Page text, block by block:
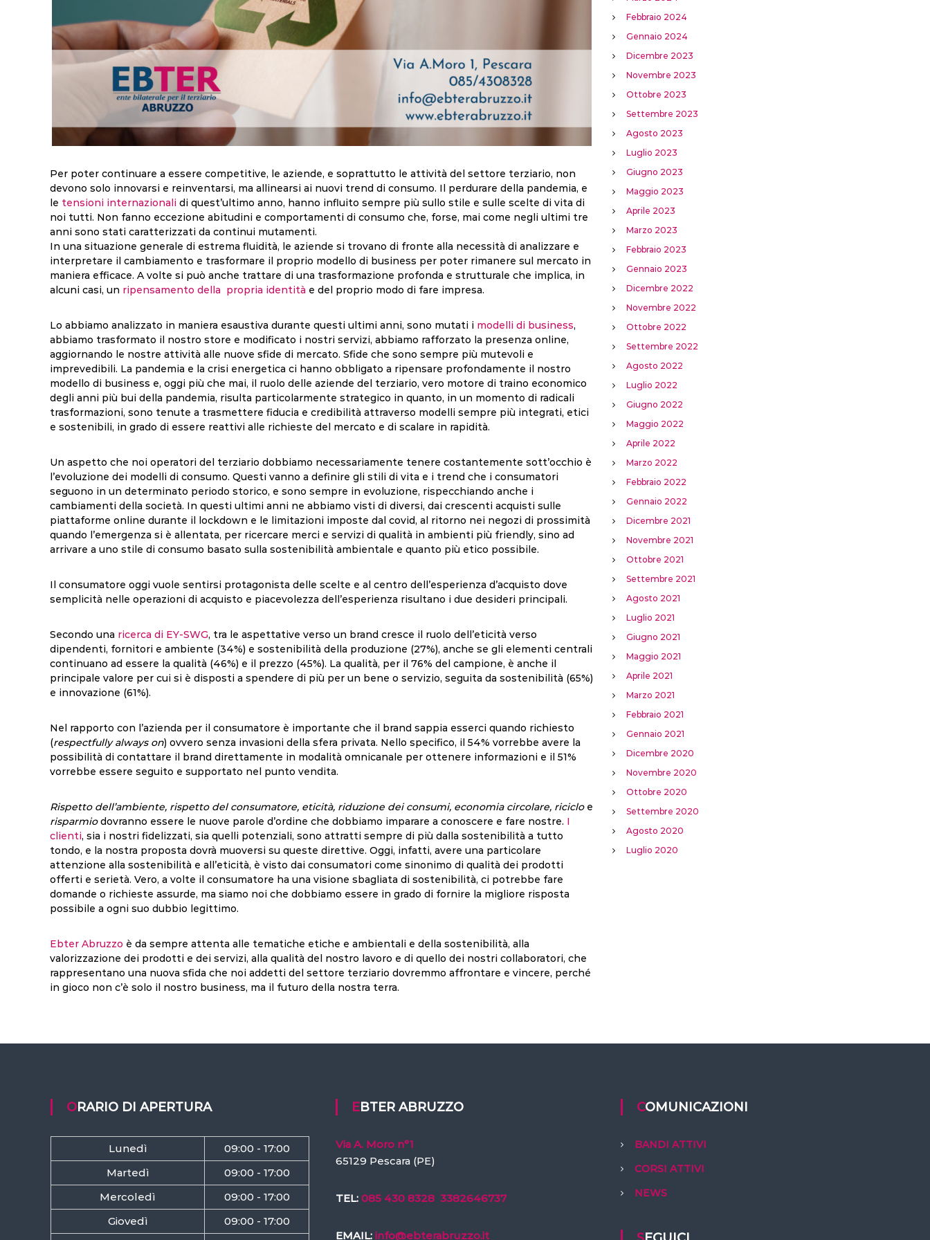
Per poter continuare a essere competitive, le aziende, e soprattutto le attività del settore terziario, non
devono solo innovarsi e reinventarsi, ma allinearsi ai nuovi trend di consumo. Il perdurare della pandemia, e
le tensioni internazionali di quest’ultimo anno, hanno influito sempre più sullo stile e sulle scelte di vita di
noi tutti. Non fanno eccezione abitudini e comportamenti di consumo che, forse, mai come negli ultimi tre
anni sono stati caratterizzati da continui mutamenti.
In una situazione generale di estrema fluidità, le aziende si trovano di fronte alla necessità di analizzare e
interpretare il cambiamento e trasformare il proprio modello di business per poter rimanere sul mercato in
maniera efficace. A volte si può anche trattare di una trasformazione profonda e strutturale che implica, in
alcuni casi, un ripensamento della propria identità e del proprio modo di fare impresa.
Lo abbiamo analizzato in maniera esaustiva durante questi ultimi anni, sono mutati i modelli di business,
abbiamo trasformato il nostro store e modificato i nostri servizi, abbiamo rafforzato la presenza online,
aggiornando le nostre attività alle nuove sfide di mercato. Sfide che sono sempre più mutevoli e
imprevedibili. La pandemia e la crisi energetica ci hanno obbligato a ripensare profondamente il nostro
modello di business e, oggi più che mai, il ruolo delle aziende del terziario, vero motore di traino economico
degli anni più bui della pandemia, risulta particolarmente strategico in quanto, in un momento di radicali
trasformazioni, sono tenute a trasmettere fiducia e credibilità attraverso modelli sempre più integrati, etici
e sostenibili, in grado di essere reattivi alle richieste del mercato e di scalare in rapidità.
Un aspetto che noi operatori del terziario dobbiamo necessariamente tenere costantemente sott’occhio è
l’evoluzione dei modelli di consumo. Questi vanno a definire gli stili di vita e i trend che i consumatori
seguono in un determinato periodo storico, e sono sempre in evoluzione, rispecchiando anche i
cambiamenti della società. In questi ultimi anni ne abbiamo visti di diversi, dai crescenti acquisti sulle
piattaforme online durante il lockdown e le limitazioni imposte dal covid, al ritorno nei negozi di prossimità
quando l’emergenza si è allentata, per ricercare merci e servizi di qualità in ambienti più friendly, sino ad
arrivare a uno stile di consumo basato sulla sostenibilità ambientale e quanto più etico possibile.
Il consumatore oggi vuole sentirsi protagonista delle scelte e al centro dell’esperienza d’acquisto dove
semplicità nelle operazioni di acquisto e piacevolezza dell’esperienza risultano i due desideri principali.
Secondo una ricerca di EY-SWG, tra le aspettative verso un brand cresce il ruolo dell’eticità verso
dipendenti, fornitori e ambiente (34%) e sostenibilità della produzione (27%), anche se gli elementi centrali
continuano ad essere la qualità (46%) e il prezzo (45%). La qualità, per il 76% del campione, è anche il
principale valore per cui si è disposti a spendere di più per un bene o servizio, seguita da sostenibilità (65%)
e innovazione (61%).
Nel rapporto con l’azienda per il consumatore è importante che il brand sappia esserci quando richiesto
(respectfully always on) ovvero senza invasioni della sfera privata. Nello specifico, il 54% vorrebbe avere la
possibilità di contattare il brand direttamente in modalità omnicanale per ottenere informazioni e il 51%
vorrebbe essere seguito e supportato nel punto vendita.
Rispetto dell’ambiente, rispetto del consumatore, eticità, riduzione dei consumi, economia circolare, ricicloe
risparmiodovranno essere le nuove parole d’ordine che dobbiamo imparare a conoscere e fare nostre. I
clienti, sia i nostri fidelizzati, sia quelli potenziali, sono attratti sempre di più dalla sostenibilità a tutto
tondo, e la nostra proposta dovrà muoversi su queste direttive. Oggi, infatti, avere una particolare
attenzione alla sostenibilità e all’eticità, è visto dai consumatori come sinonimo di qualità dei prodotti
offerti e serietà. Vero, a volte il consumatore ha una visione sbagliata di sostenibilità, ci potrebbe fare
domande o richieste assurde, ma siamo noi che dobbiamo essere in grado di fornire la migliore risposta
possibile a ogni suo dubbio legittimo.
Ebter Abruzzo è da sempre attenta alle tematiche etiche e ambientali e della sostenibilità, alla
valorizzazione dei prodotti e dei servizi, alla qualità del nostro lavoro e di quello dei nostri collaboratori, che
rappresentano una nuova sfida che noi addetti del settore terziario dovremmo affrontare e vincere, perché
in gioco non c’è solo il nostro business, ma il futuro della nostra terra.
Febbraio 2024
Gennaio 2024
Dicembre 2023
Novembre 2023
Ottobre 2023
Settembre 2023
Agosto 2023
Luglio 2023
Giugno 2023
Maggio 2023
Aprile 2023
Marzo 2023
Febbraio 2023
Gennaio 2023
Dicembre 2022
Novembre 2022
Ottobre 2022
Settembre 2022
Agosto 2022
Luglio 2022
Giugno 2022
Maggio 2022
Aprile 2022
Marzo 2022
Febbraio 2022
Gennaio 2022
Dicembre 2021
Novembre 2021
Ottobre 2021
Settembre 2021
Agosto 2021
Luglio 2021
Giugno 2021
Maggio 2021
Aprile 2021
Marzo 2021
Febbraio 2021
Gennaio 2021
Dicembre 2020
Novembre 2020
Ottobre 2020
Settembre 2020
Agosto 2020
Luglio 2020
ORARIO DI APERTURA
Lunedì
09:00 - 17:00
Martedì
09:00 - 17:00
Mercoledì
09:00 - 17:00
Giovedì
09:00 - 17:00
EBTER ABRUZZO
Via A. Moro n°1
65129 Pescara (PE)
TEL: 085 430 8328 3382646737
EMAIL: info@ebterabruzzo.it
COMUNICAZIONI
BANDI ATTIVI
CORSI ATTIVI
NEWS